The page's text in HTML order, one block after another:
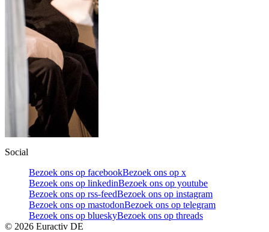
Social
Bezoek ons op facebookBezoek ons op x
Bezoek ons op linkedinBezoek ons op youtube
Bezoek ons op rss-feedBezoek ons op instagram
Bezoek ons op mastodonBezoek ons op telegram
Bezoek ons op blueskyBezoek ons op threads
© 2026 Euractiv DE